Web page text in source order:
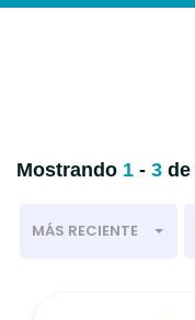
Mostrando 1 - 3 de
MÁS RECIENTE